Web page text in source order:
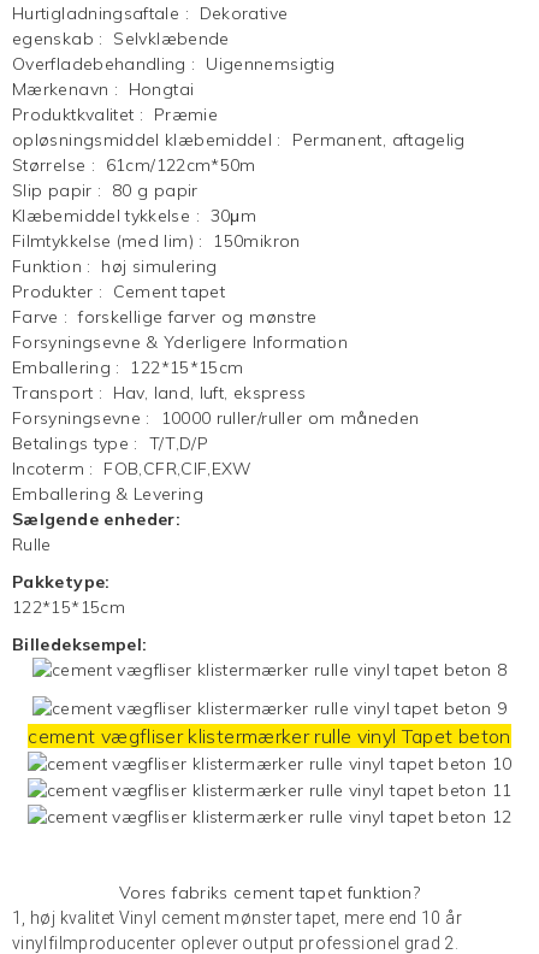
Hurtigladningsaftale :
Dekorative
egenskab :
Selvklæbende
Overfladebehandling :
Uigennemsigtig
Mærkenavn :
Hongtai
Produktkvalitet :
Præmie
opløsningsmiddel klæbemiddel :
Permanent, aftagelig
Størrelse :
61cm/122cm*50m
Slip papir :
80 g papir
Klæbemiddel tykkelse : 30μm
Filmtykkelse (med lim) :
150mikron
Funktion :
høj simulering
Produkter :
Cement tapet
Farve : forskellige farver og mønstre
Forsyningsevne & Yderligere Information
Emballering :
122*15*15cm
Transport :
Hav, land, luft, ekspress
Forsyningsevne :
10000 ruller/ruller om måneden
Betalings type :
T/T,D/P
Incoterm :
FOB,CFR,CIF,EXW
Emballering & Levering
Sælgende enheder:
Rulle
Pakketype:
122*15*15cm
Billedeksempel:
cement vægfliser klistermærker rulle vinyl Tapet beton
Vores fabriks cement tapet funktion?
1, høj kvalitet Vinyl cement mønster tapet, mere end 10 år
vinylfilmproducenter oplever output professionel grad 2.